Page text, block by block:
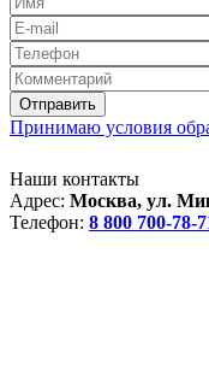
Принимаю условия
Наши контакты
Адрес: Москва, ул.
Телефон: 8 800 700-78-